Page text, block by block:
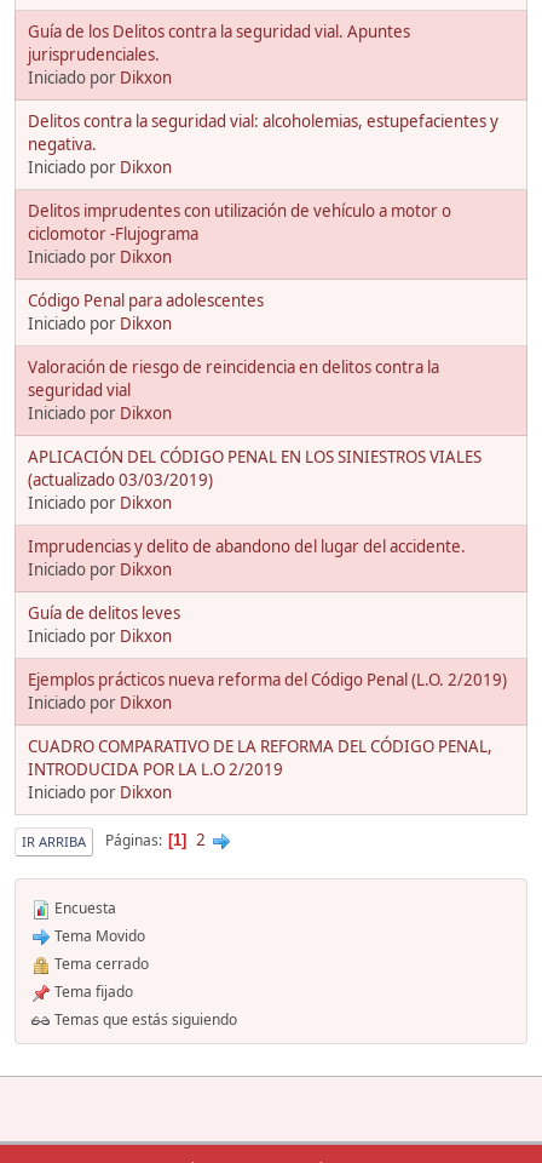
Guía de los Delitos contra la seguridad vial. Apuntes
jurisprudenciales.
Iniciado por Dikxon
Delitos contra la seguridad vial: alcoholemias, estupefacientes y
negativa.
Iniciado por Dikxon
Delitos imprudentes con utilización de vehículo a motor o
ciclomotor -Flujograma
Iniciado por Dikxon
Código Penal para adolescentes
Iniciado por Dikxon
Valoración de riesgo de reincidencia en delitos contra la
seguridad vial
Iniciado por Dikxon
APLICACIÓN DEL CÓDIGO PENAL EN LOS SINIESTROS VIALES
(actualizado 03/03/2019)
Iniciado por Dikxon
Imprudencias y delito de abandono del lugar del accidente.
Iniciado por Dikxon
Guía de delitos leves
Iniciado por Dikxon
Ejemplos prácticos nueva reforma del Código Penal (L.O. 2/2019)
Iniciado por Dikxon
CUADRO COMPARATIVO DE LA REFORMA DEL CÓDIGO PENAL,
INTRODUCIDA POR LA L.O 2/2019
Iniciado por Dikxon
IR ARRIBA Páginas 1 2
Encuesta
Tema Movido
Tema cerrado
Tema fijado
Temas que estás siguiendo